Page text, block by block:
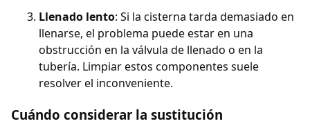
Llenado lento: Si la cisterna tarda demasiado en
llenarse, el problema puede estar en una
obstrucción en la válvula de llenado o en la
tubería. Limpiar estos componentes suele
resolver el inconveniente.
Cuándo considerar la sustitución